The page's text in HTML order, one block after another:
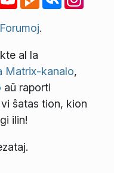
.
al la
Matrix-kanalo,
aŭ raporti
vi ŝatas tion, kion
ilin!